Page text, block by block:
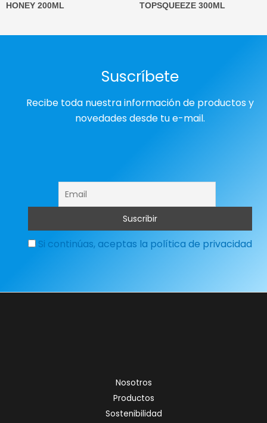
HONEY 200ML TOPSQUEEZE 300ML
Suscríbete
Recibe toda nuestra información de productos y
novedades desde tu e-mail.
Si continúas, aceptas la política de privacidad
Nosotros
Productos
Sostenibilidad